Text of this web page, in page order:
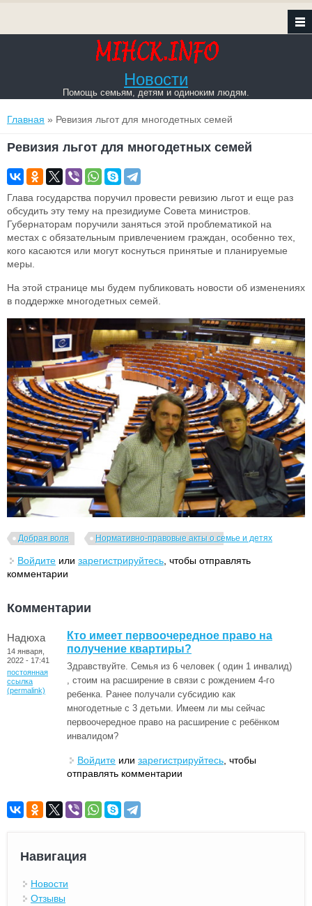
Новости
Помощь семьям, детям и одиноким людям.
Вы здесь
Главная » Ревизия льгот для многодетных семей
Ревизия льгот для многодетных семей
Глава государства поручил провести ревизию льгот и еще раз
обсудить эту тему на президиуме Совета министров.
Губернаторам поручили заняться этой проблематикой на
местах с обязательным привлечением граждан, особенно тех,
кого касаются или могут коснуться принятые и планируемые
меры.
На этой странице мы будем публиковать новости об изменениях
в поддержке многодетных семей.
Добрая воля Нормативно-правовые акты о семье и детях
Войдите или зарегистрируйтесь, чтобы отправлять
комментарии
Комментарии
Надюха
14 января,
2022 - 17:41
постоянная
ссылка
(permalink)
Кто имеет первоочередное право на
получение квартиры?
Здравствуйте. Семья из 6 человек ( один 1 инвалид)
, стоим на расширение в связи с рождением 4-го
ребенка. Ранее получали субсидию как
многодетные с 3 детьми. Имеем ли мы сейчас
первоочередное право на расширение с ребёнком
инвалидом?
Войдите или зарегистрируйтесь, чтобы
отправлять комментарии
Навигация
Новости
Отзывы